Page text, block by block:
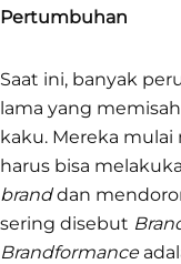
Pertumbuhan
Saat ini, banyak
lama yang
kaku. Mereka
harus bisa
branddan
sering disebut
Brandformance